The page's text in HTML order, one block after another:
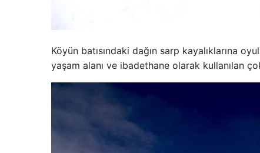
Köyün batısındaki dağın sarp kayalıklarına
yaşam alanı ve ibadethane olarak kullanılan